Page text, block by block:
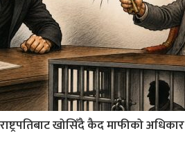
राष्ट्रपतिबाट खोसिँदै कैद माफीको अधिकार